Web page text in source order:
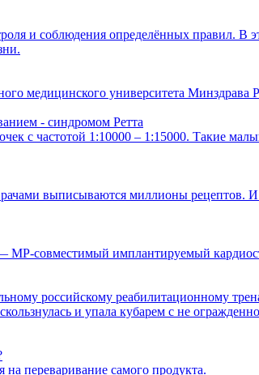
и соблюдения определённых правил.
медицинского университета Минздрава
- синдромом Ретта
с частотой 1:10000 – 1:15000. Такие
выписываются миллионы рецептов.
совместимый имплантируемый
российскому реабилитационному
и упала кубарем с не
переваривание самого продукта.